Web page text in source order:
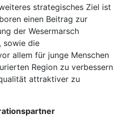
strategisches Ziel ist
einen Beitrag zur
der Wesermarsch
sowie die
allem für junge Menschen
Region zu verbessern
attraktiver zu